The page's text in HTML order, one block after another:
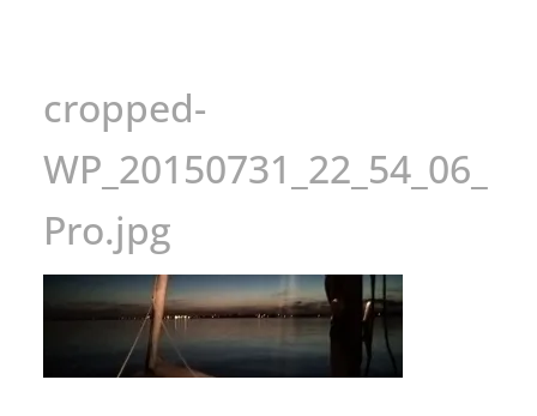
cropped-
WP_20150731_22_54_06_
Pro.jpg